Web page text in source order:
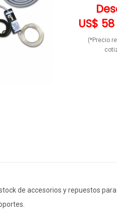
US$
(*Precio
de accesorios y repuestos